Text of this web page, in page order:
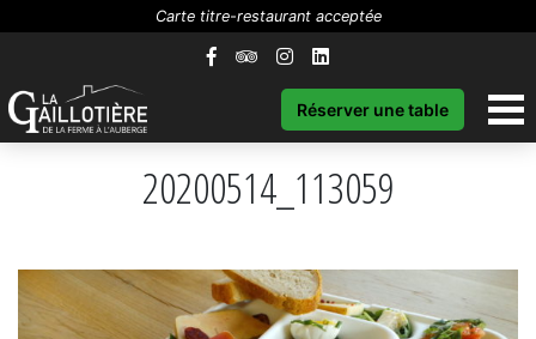
Carte titre-restaurant acceptée
Réserver une table
20200514_113059